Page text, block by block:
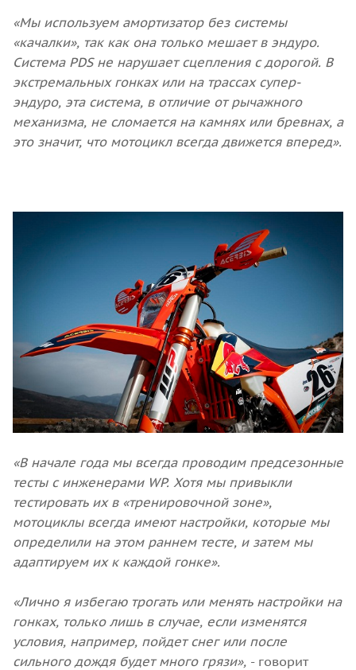
«Мы используем амортизатор без системы
«качалки», так как она только мешает в эндуро.
Система PDS не нарушает сцепления с дорогой. В
экстремальных гонках или на трассах супер-
эндуро, эта система, в отличие от рычажного
механизма, не сломается на камнях или бревнах, а
это значит, что мотоцикл всегда движется вперед».
«В начале года мы всегда проводим предсезонные
тесты с инженерами WP. Хотя мы привыкли
тестировать их в «тренировочной зоне»,
мотоциклы всегда имеют настройки, которые мы
определили на этом раннем тесте, и затем мы
адаптируем их к каждой гонке».
«Лично я избегаю трогать или менять настройки на
гонках, только лишь в случае, если изменятся
условия, например, пойдет снег или после
сильного дождя будет много грязи», - говорит